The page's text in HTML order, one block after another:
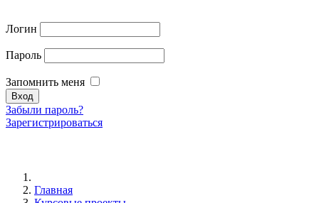
Логин
Пароль
Запомнить меня
Забыли пароль?
Зарегистрироваться
Главная